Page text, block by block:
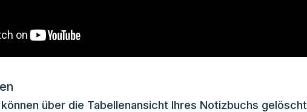
über die Tabellenansicht Ihres Notizbuchs gelöscht